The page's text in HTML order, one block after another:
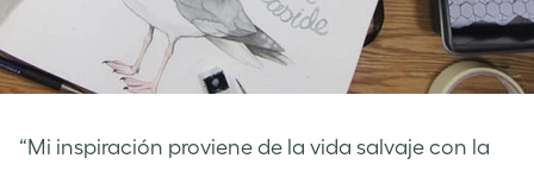
“Mi inspiración proviene de la vida salvaje con la